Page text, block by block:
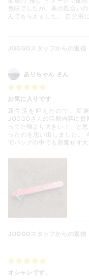
色味でしたが、革の風合い
んでもらえました。 自分用
JOGGOスタッフからの返信
ありちゃん さん
お気に入りです
新生活を迎えたので、新
JOGGOさんの活動内容に
ってた物より大きい！」と
ったのを思い出しました。
でバッグの中でも邪魔せず大
JOGGOスタッフからの返信
オシャレです。